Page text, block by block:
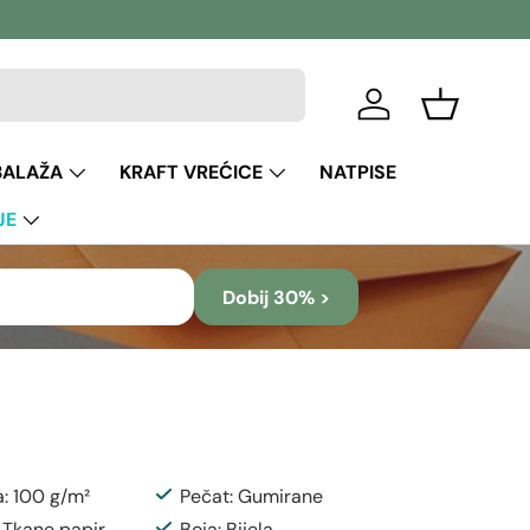
Prijava Košara
KRAFT VREĆICE
NATPISE
Dobij 30% >
100 g/m²
Pečat: Gumirane